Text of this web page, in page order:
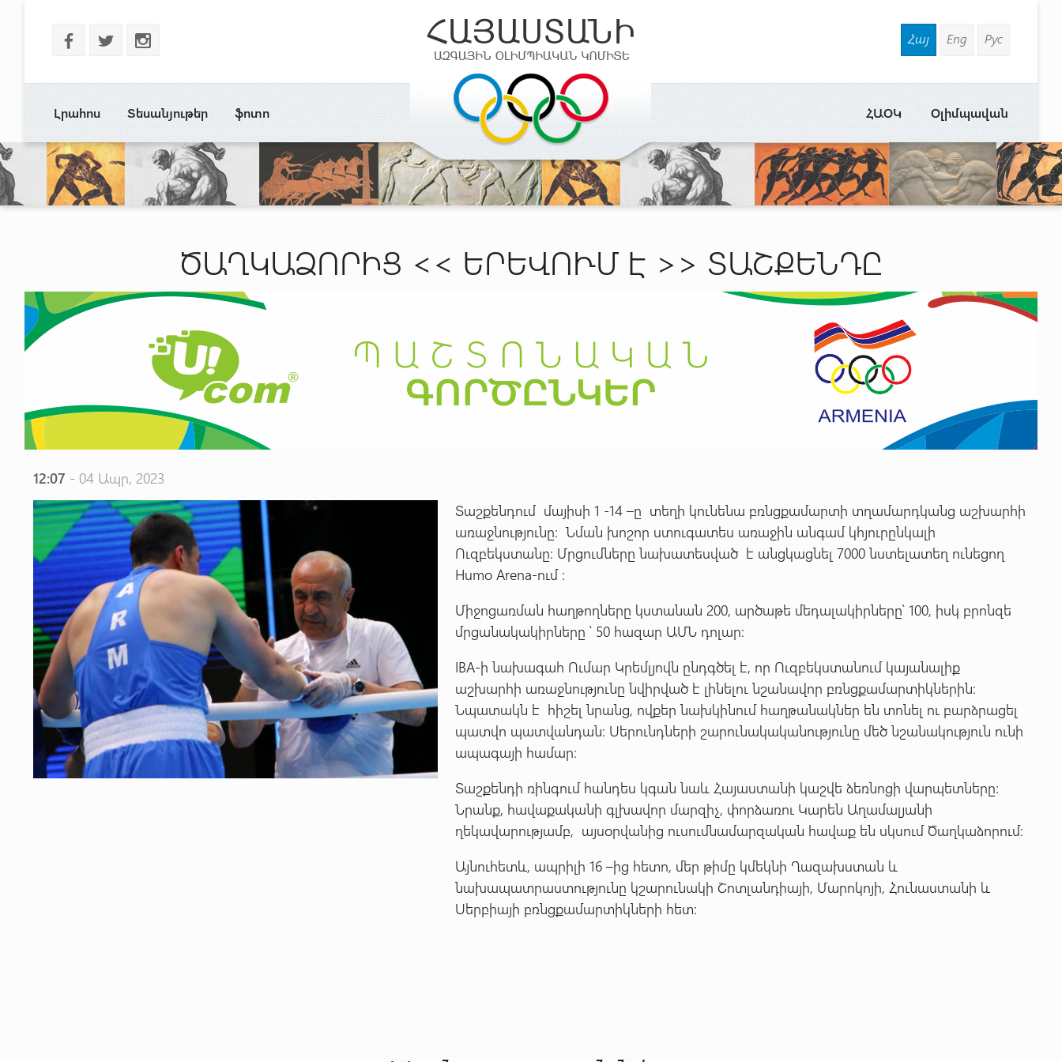
b a x Հայ Eng Рус
Լրահոս Տեսանյութեր ֆոտո Օլիմպավան
ՀԱՕԿ
ԾԱՂԿԱՁՈՐԻՑ << ԵՐԵՎՈՒՄ Է >> ՏԱՇՔԵՆԴԸ
12:07 - 04 Ապր, 2023
Տաշքենդում մայիսի 1 -14 –ը տեղի կունենա բռնցքամարտի տղամարդկանց աշխարհի
առաջնությունը: Նման խոշոր ստուգատես առաջին անգամ կհյուրընկալի
Ուզբեկստանը: Մրցումները նախատեսված է անցկացնել 7000 նստելատեղ ունեցող
Humo Arena-ում :
Միջոցառման հաղթողները կստանան 200, արծաթե մեդալակիրները՝ 100, իսկ բրոնզե
մրցանակակիրները ՝ 50 հազար ԱՄՆ դոլար:
IBA-ի նախագահ Ումար Կրեմլյովն ընդգծել է, որ Ուզբեկստանում կայանալիք
աշխարհի առաջնությունը նվիրված է լինելու նշանավոր բռնցքամարտիկներին:
Նպատակն է հիշել նրանց, ովքեր նախկինում հաղթանակներ են տոնել ու բարձրացել
պատվո պատվանդան: Սերունդների շարունակականությունը մեծ նշանակություն ունի
ապագայի համար։
Տաշքենդի ռինգում հանդես կգան նաև Հայաստանի կաշվե ձեռնոցի վարպետները:
Նրանք, հավաքականի գլխավոր մարզիչ, փորձառու Կարեն Աղամալյանի
ղեկավարությամբ, այսօրվանից ուսումնամարզական հավաք են սկսում Ծաղկաձորում:
Այնուհետև, ապրիլի 16 –ից հետո, մեր թիմը կմեկնի Ղազախստան և
նախապատրաստությունը կշարունակի Շոտլանդիայի, Մարոկոյի, Հունաստանի և
Սերբիայի բռնցքամարտիկների հետ: